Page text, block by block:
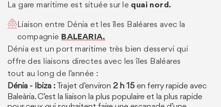
La gare maritime est située sur le quai nord.
Liaison entre Dénia et les îles Baléares avec la
compagnie BALEARIA.
Dénia est un port maritime très bien desservi qui
offre des liaisons directes avec les îles Baléares
tout au long de l’année :
Dénia - Ibiza : Trajet d’environ 2 h 15 en ferry rapide avec
Baleària. C’est la liaison la plus populaire et la plus rapide